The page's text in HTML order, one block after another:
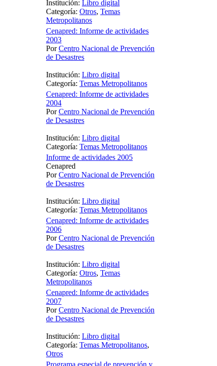
Institución: Libro digital
Categoría: Otros, Temas
Metropolitanos
Cenapred: Informe de actividades
2003
PorCentro Nacional de Prevención
de Desastres
Institución: Libro digital
Categoría: Temas Metropolitanos
Cenapred: Informe de actividades
2004
PorCentro Nacional de Prevención
de Desastres
Institución: Libro digital
Categoría: Temas Metropolitanos
Informe de actividades 2005
Cenapred
PorCentro Nacional de Prevención
de Desastres
Institución: Libro digital
Categoría: Temas Metropolitanos
Cenapred: Informe de actividades
2006
PorCentro Nacional de Prevención
de Desastres
Institución: Libro digital
Categoría: Otros, Temas
Metropolitanos
Cenapred: Informe de actividades
2007
PorCentro Nacional de Prevención
de Desastres
Institución: Libro digital
Categoría: Temas Metropolitanos,
Otros